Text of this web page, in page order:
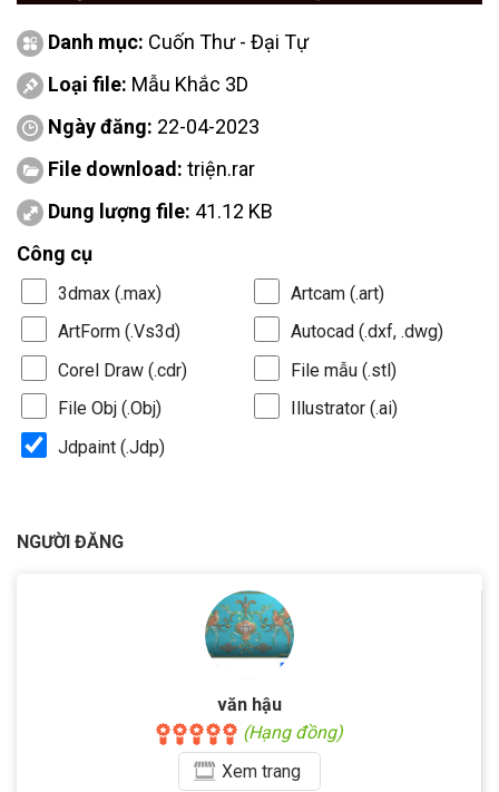
Danh mục: Cuốn Thư - Đại Tự
Loại file: Mẫu Khắc 3D
Ngày đăng: 22-04-2023
File download: triện.rar
Dung lượng file: 41.12 KB
Công cụ
3dmax (.max)
Artcam (.art)
ArtForm (.Vs3d)
Autocad (.dxf, .dwg)
Corel Draw (.cdr)
File mẫu (.stl)
File Obj (.Obj)
Illustrator (.ai)
Jdpaint (.Jdp)
NGƯỜI ĐĂNG
văn hậu
(Hạng đồng)
Xemtrang